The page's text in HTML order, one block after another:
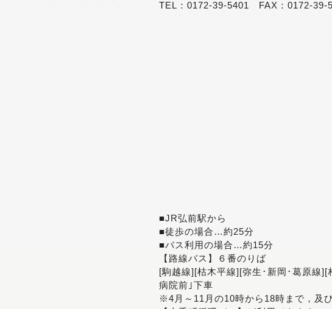
TEL：0172-39-5401 FAX：0172-39-
■JR弘前駅から
■徒歩の場合…約25分
■バス利用の場合…約15分
【路線バス】６番のりば
[駒越線][枯木平線][弥生･新岡･葛原線
病院前｣下車
※4月～11月の10時から18時まで，及